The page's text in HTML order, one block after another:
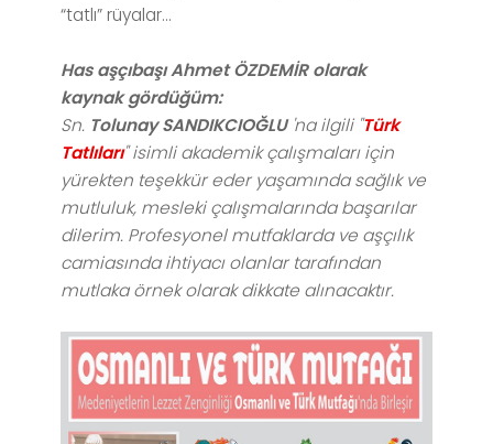
“tatlı” rüyalar…
Has aşçıbaşı Ahmet ÖZDEMİR olarak
kaynak gördüğüm:
Sn. Tolunay SANDIKCIOĞLU'na ilgili "Türk
Tatlıları" isimli akademik çalışmaları için
yürekten teşekkür eder yaşamında sağlık ve
mutluluk, mesleki çalışmalarında başarılar
dilerim. Profesyonel mutfaklarda ve aşçılık
camiasında ihtiyacı olanlar tarafından
mutlaka örnek olarak dikkate alınacaktır.